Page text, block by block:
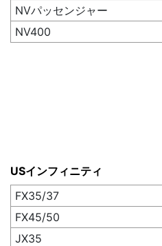
NVパッセンジャー
NV400
USインフィニティ
FX35/37
FX45/50
JX35